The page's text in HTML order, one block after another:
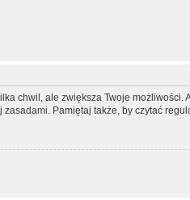
chwil, ale zwiększa Twoje
Pamiętaj także, by czytać